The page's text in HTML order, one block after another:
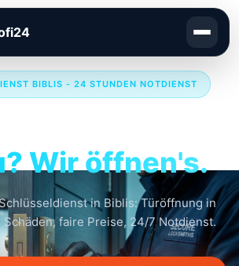
BIBLIS - 24 STUNDEN NOTDIENST
Wir öffnen's.
in Biblis: Türöffnung in
Schäden, faire Preise, 24/7 Notdienst.